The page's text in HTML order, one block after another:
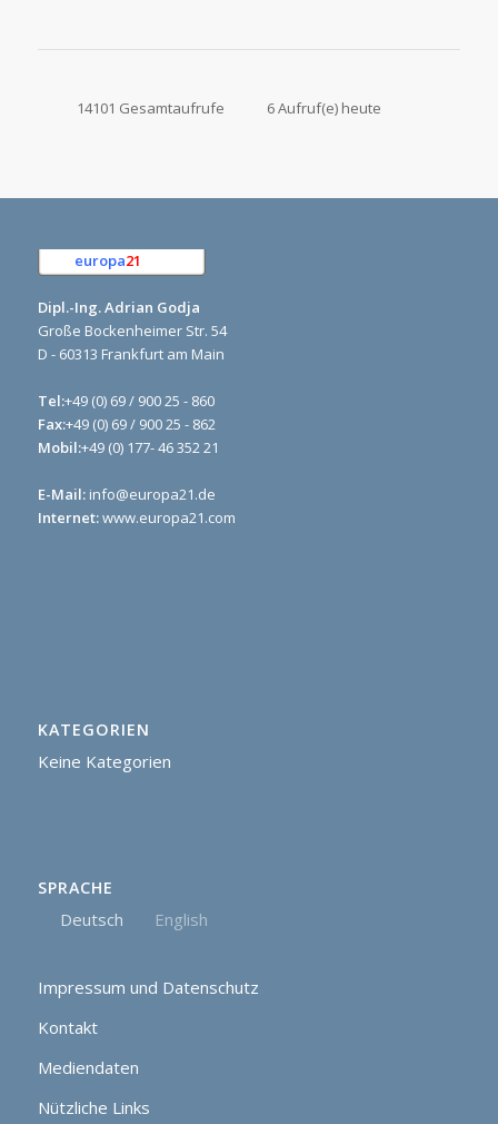
14101 Gesamtaufrufe 6 Aufruf(e) heute
europa21
Dipl.-Ing. Adrian Godja
Große Bockenheimer Str. 54
D - 60313 Frankfurt am Main
Tel:+49 (0) 69 / 900 25 - 860
Fax:+49 (0) 69 / 900 25 - 862
Mobil:+49 (0) 177- 46 352 21
E-Mail: info@europa21.de
Internet:www.europa21.com
KATEGORIEN
Keine Kategorien
SPRACHE
Deutsch English
Impressum und Datenschutz
Kontakt
Mediendaten
Nützliche Links